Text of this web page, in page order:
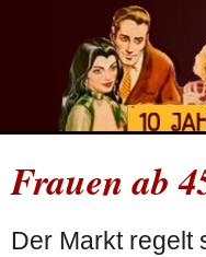
Frauen ab
Der Markt regelt